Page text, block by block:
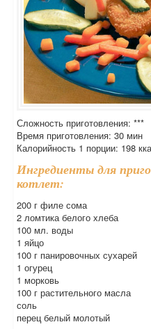
Сложность приготовления: ***
Время приготовления: 30 мин
Калорийность 1 порции: 198
Ингредиенты для
котлет:
200 г филе сома
2 ломтика белого хлеба
100 мл. воды
1 яйцо
100 г панировочных сухарей
1 огурец
1 морковь
100 г растительного масла
соль
перец белый молотый